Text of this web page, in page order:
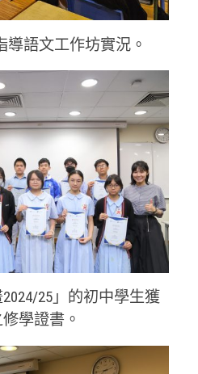
導語文工作坊實況。
25」的初中學生獲
學證書。